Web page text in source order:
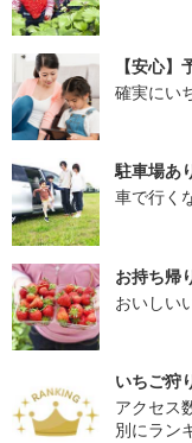
【安心】
確実にい
駐車場あ
車で行く
お持ち帰
おいしい
いちご狩
アクセス
別にラン